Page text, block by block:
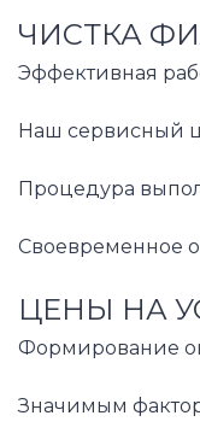
ЧИСТКА
Эффективная
Наш сервисный
Процедура
Своевременное
ЦЕНЫ НА
Формирование
Значимым